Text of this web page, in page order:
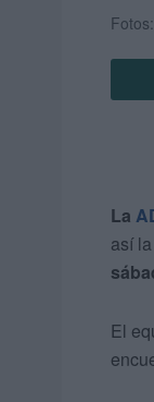
La
así
El